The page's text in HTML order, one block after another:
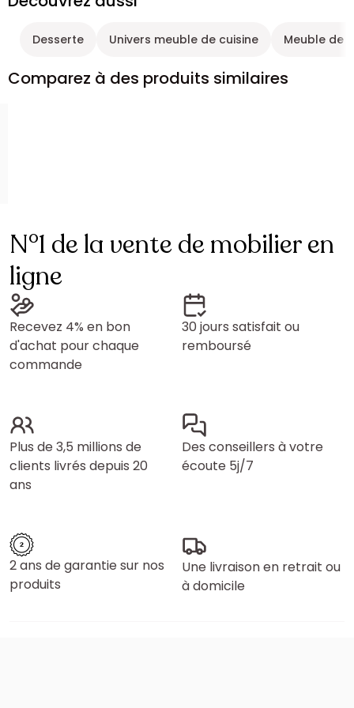
Desserte Univers meuble de cuisine Meuble de
Comparez à des produits similaires
N°1 de la vente de mobilier en
ligne
Recevez 4% en bon
d'achat pour chaque
commande
30 jours satisfait ou
remboursé
Plus de 3,5 millions de
clients livrés depuis 20
ans
Des conseillers à votre
écoute 5j/7
2 ans de garantie sur nos
produits
Une livraison en retrait ou
à domicile